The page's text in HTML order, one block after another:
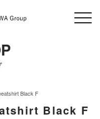
Black F
Black F